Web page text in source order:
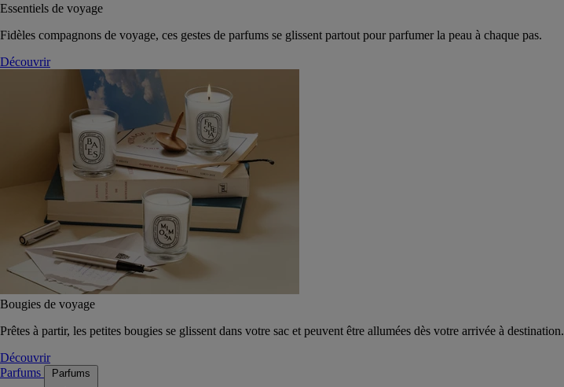
Essentiels de voyage
Fidèles compagnons de voyage, ces gestes de parfums se glissent partout pour parfumer la peau à chaque pas.
Découvrir
Bougies de voyage
Prêtes à partir, les petites bougies se glissent dans votre sac et peuvent être allumées dès votre arrivée à destination.
Découvrir
Parfums
Parfums